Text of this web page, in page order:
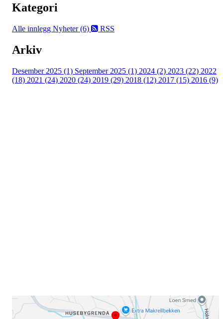
Kategori
Alle innlegg Nyheter (6) RSS
Arkiv
Desember 2025 (1) September 2025 (1) 2024 (2) 2023 (22) 2022
(18) 2021 (24) 2020 (24) 2019 (29) 2018 (12) 2017 (15) 2016 (9)